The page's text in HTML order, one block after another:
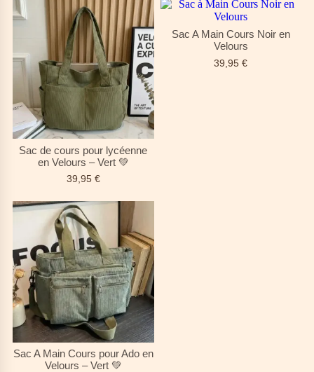
Sac de cours pour lycéenne
en Velours – Vert 💚
39,95 €
Sac A Main Cours Noir en
Velours
39,95€
Sac A Main Cours pour Ado en
Velours – Vert 💚